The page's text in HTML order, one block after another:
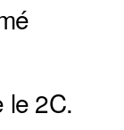
le 2C.